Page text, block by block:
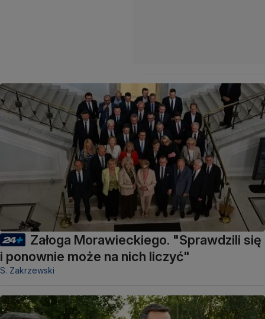
Załoga Morawieckiego. "Sprawdzili się
i ponownie może na nich liczyć"
S. Zakrzewski